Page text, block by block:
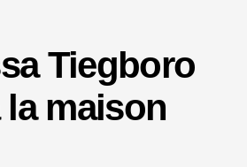
Tiegboro
maison